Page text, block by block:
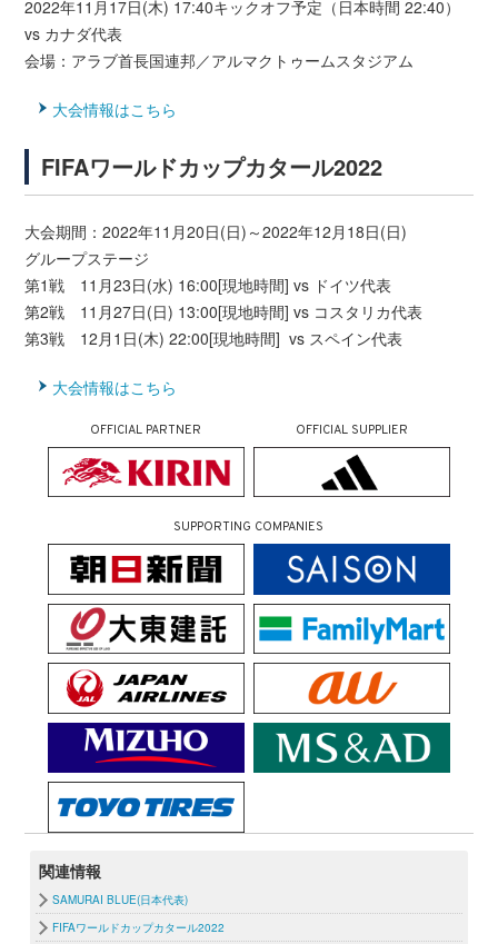
2022年11月17日(木) 17:40キックオフ予定（日本時間 22:40）
vs カナダ代表
会場：アラブ首長国連邦／アルマクトゥームスタジアム
大会情報はこちら
FIFAワールドカップカタール2022
大会期間：2022年11月20日(日)～2022年12月18日(日)
グループステージ
第1戦 11月23日(水) 16:00[現地時間] vs ドイツ代表
第2戦 11月27日(日) 13:00[現地時間] vs コスタリカ代表
第3戦 12月1日(木) 22:00[現地時間] vs スペイン代表
大会情報はこちら
OFFICIAL PARTNER OFFICIAL SUPPLIER
SUPPORTING COMPANIES
関連情報
SAMURAI BLUE(日本代表)
FIFAワールドカップカタール2022